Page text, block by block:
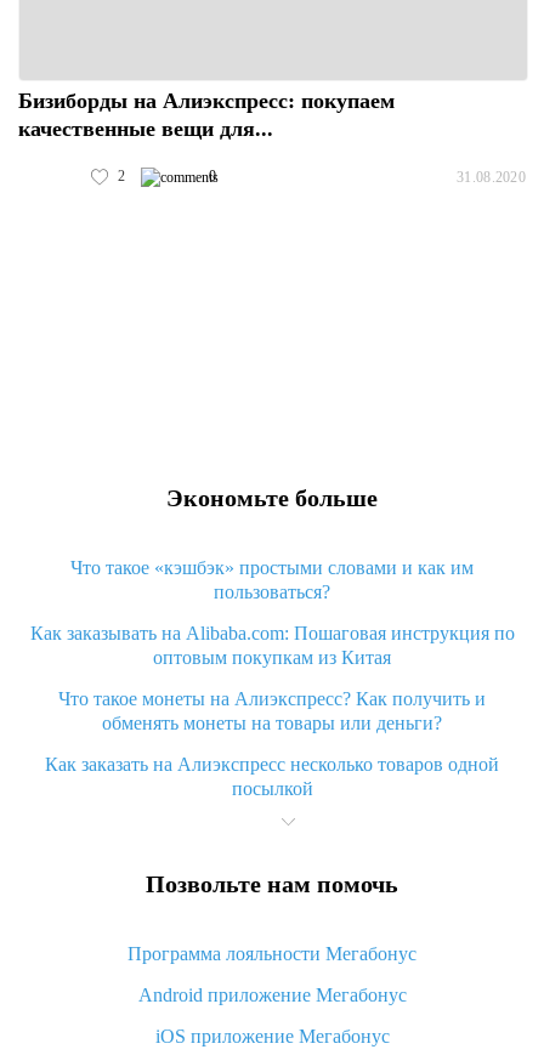
Бизиборды на Алиэкспресс: покупаем
качественные вещи для...
2 0 31.08.2020
Экономьте больше
Что такое «кэшбэк» простыми словами и как им
пользоваться?
Как заказывать на Alibaba.com: Пошаговая инструкция по
оптовым покупкам из Китая
Что такое монеты на Алиэкспресс? Как получить и
обменять монеты на товары или деньги?
Как заказать на Алиэкспресс несколько товаров одной
посылкой
Что значит статус «Заказ закрыт» на Алиэкспресс и что
Что делать, если Алиэкспресс просит ввести паспортные
Как узнать, куда пришла посылка с Алиэкспресс
Вы отменили заказ на Алиэкспресс, когда вернут деньги?
Что такое баллы на Алиэкспресс, как их получить и
Позвольте нам помочь
Программа лояльности Мегабонус
Android приложение Мегабонус
iOS приложение Мегабонус